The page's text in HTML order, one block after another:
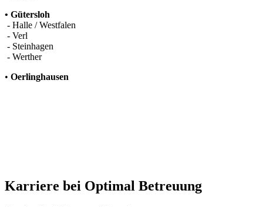
• Gütersloh
- Halle / Westfalen
- Verl
- Steinhagen
- Werther
​• Oerlinghausen
Karriere bei Optimal Betreuung